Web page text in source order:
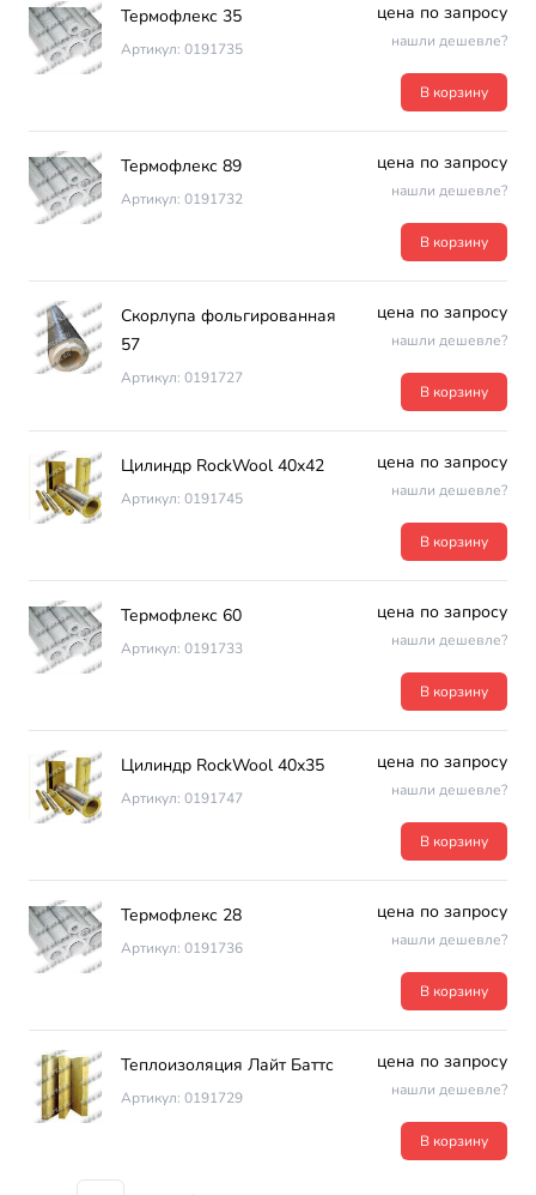
Термофлекс 35
Артикул: 0191735
цена по запросу
нашли дешевле?
В корзину
Термофлекс 89
Артикул: 0191732
цена по запросу
нашли дешевле?
В корзину
Скорлупа фольгированная
57
Артикул: 0191727
цена по запросу
нашли дешевле?
В корзину
Цилиндр RockWool 40х42
Артикул: 0191745
цена по запросу
нашли дешевле?
В корзину
Термофлекс 60
Артикул: 0191733
цена по запросу
нашли дешевле?
В корзину
Цилиндр RockWool 40х35
Артикул: 0191747
цена по запросу
нашли дешевле?
В корзину
Термофлекс 28
Артикул: 0191736
цена по запросу
нашли дешевле?
В корзину
Теплоизоляция Лайт Баттс
Артикул: 0191729
цена по запросу
нашли дешевле?
В корзину